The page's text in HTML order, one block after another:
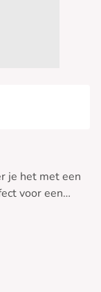
je het met een
voor een